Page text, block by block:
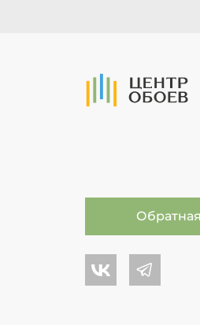
На Главную
Центр обоев во
Центр